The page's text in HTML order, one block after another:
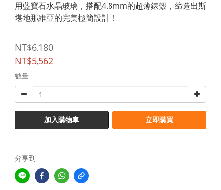
用藍寶石水晶玻璃，搭配4.8mm的超薄錶殼，締造出斯
堪地那維亞的完美極簡設計！
NT$6,180
NT$5,562
數量
加入購物車 立即購買
分享到